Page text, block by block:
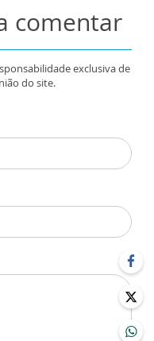
comentar
exclusiva de
do site.